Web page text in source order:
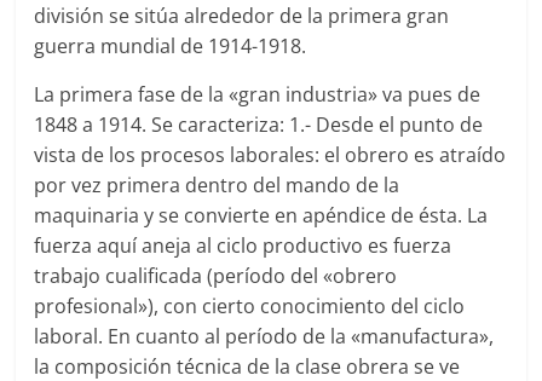
división se sitúa alrededor de la primera gran
guerra mundial de 1914-1918.
La primera fase de la «gran industria» va pues de
1848 a 1914. Se caracteriza: 1.- Desde el punto de
vista de los procesos laborales: el obrero es atraído
por vez primera dentro del mando de la
maquinaria y se convierte en apéndice de ésta. La
fuerza aquí aneja al ciclo productivo es fuerza
trabajo cualificada (período del «obrero
profesional»), con cierto conocimiento del ciclo
laboral. En cuanto al período de la «manufactura»,
la composición técnica de la clase obrera se ve